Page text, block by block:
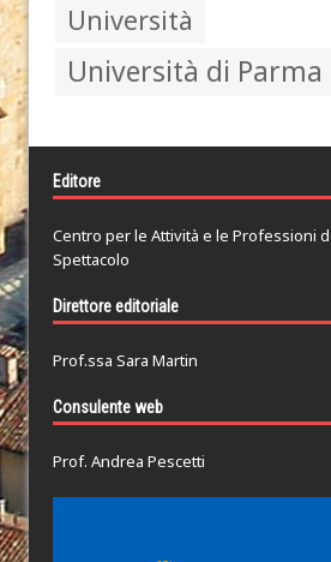
Università
Università di Parma
Editore
Centro per le Attività e le Professioni
Spettacolo
Direttore editoriale
Prof.ssa Sara Martin
Consulente web
Prof. Andrea Pescetti